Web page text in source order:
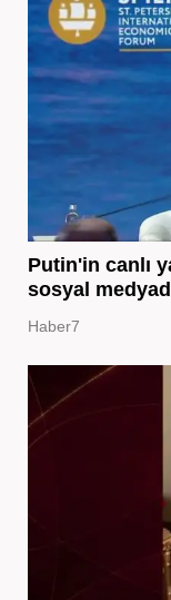
Putin'in canlı
sosyal
Haber7